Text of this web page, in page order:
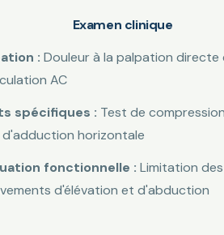
Examen clinique
: Douleur à la palpation directe
AC
spécifiques : Test de
horizontale
fonctionnelle : Limitation des
d'élévation et d'abduction